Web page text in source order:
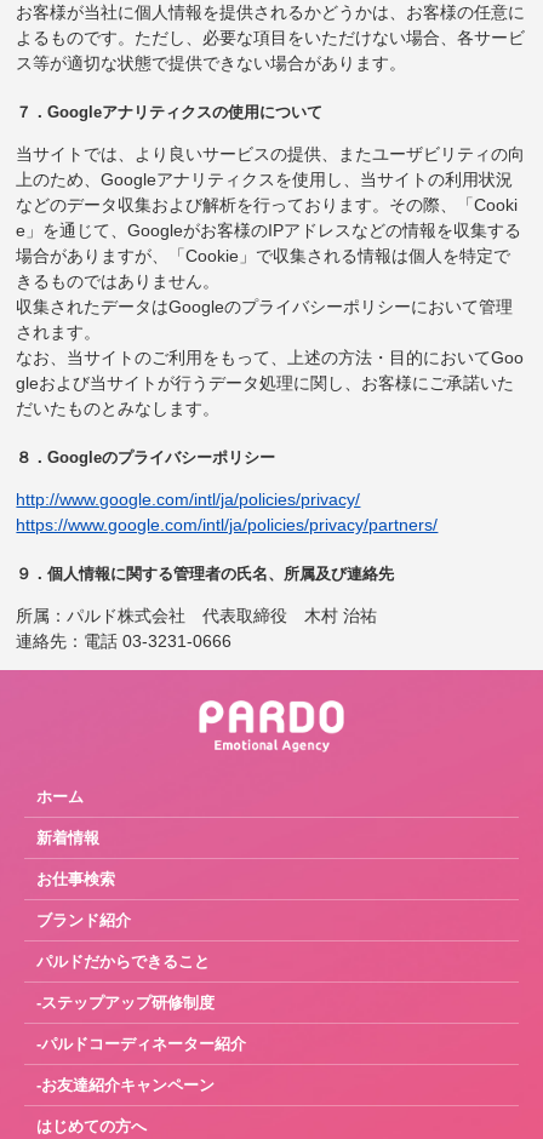
お客様が当社に個人情報を提供されるかどうかは、お客様の任意に
よるものです。ただし、必要な項目をいただけない場合、各サービ
ス等が適切な状態で提供できない場合があります。
７．Googleアナリティクスの使用について
当サイトでは、より良いサービスの提供、またユーザビリティの向
上のため、Googleアナリティクスを使用し、当サイトの利用状況
などのデータ収集および解析を行っております。その際、「Cooki
e」を通じて、Googleがお客様のIPアドレスなどの情報を収集する
場合がありますが、「Cookie」で収集される情報は個人を特定で
きるものではありません。
収集されたデータはGoogleのプライバシーポリシーにおいて管理
されます。
なお、当サイトのご利用をもって、上述の方法・目的においてGoo
gleおよび当サイトが行うデータ処理に関し、お客様にご承諾いた
だいたものとみなします。
８．Googleのプライバシーポリシー
http://www.google.com/intl/ja/policies/privacy/
https://www.google.com/intl/ja/policies/privacy/partners/
９．個人情報に関する管理者の氏名、所属及び連絡先
所属：パルド株式会社 代表取締役 木村 治祐
連絡先：電話 03-3231-0666
ホーム
新着情報
お仕事検索
ブランド紹介
パルドだからできること
-ステップアップ研修制度
-パルドコーディネーター紹介
-お友達紹介キャンペーン
はじめての方へ